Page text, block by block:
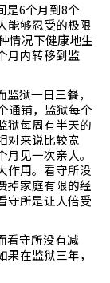
是6个月到8个
能够忍受的极限
情况下健康地生
月内转移到监
狱一日三餐，
通铺，监狱每个
狱每周有半天的
对来说比较宽
见一次亲人。
作用。看守所没
掉家庭有限的经
守所是让人倍受
看守所没有减
在监狱三年，